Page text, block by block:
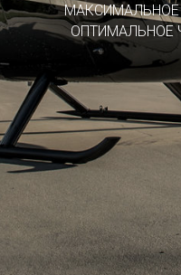
ОПТИМАЛЬНОЕ